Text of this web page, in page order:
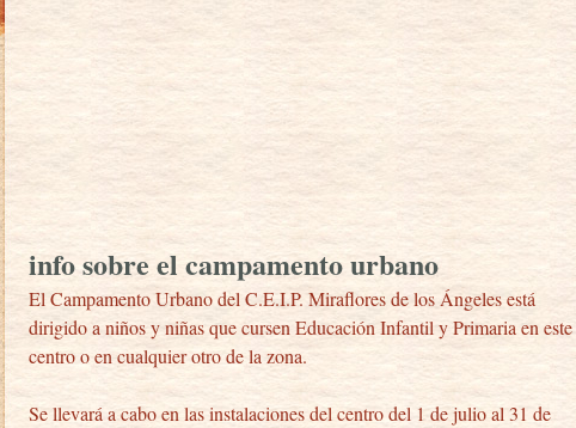
info sobre el campamento urbano
El Campamento Urbano del C.E.I.P. Miraflores de los Ángeles está
dirigido a niños y niñas que cursen Educación Infantil y Primaria en este
centro o en cualquier otro de la zona.
Se llevará a cabo en las instalaciones del centro del 1 de julio al 31 de